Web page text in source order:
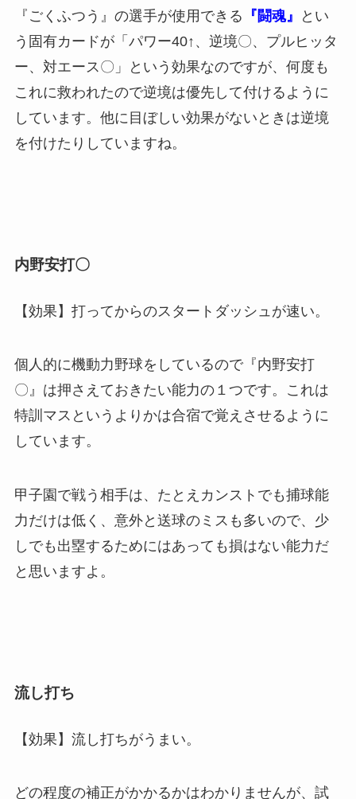
『ごくふつう』の選手が使用できる 『闘魂』
とい
う固有カードが「パワー40↑、逆境〇、プルヒッタ
ー、対エース〇」という効果なのですが、何度も
これに救われたので逆境は優先して付けるように
しています。他に目ぼしい効果がないときは逆境
を付けたりしていますね。
内野安打〇
【効果】打ってからのスタートダッシュが速い。
個人的に機動力野球をしているので『内野安打
〇』は押さえておきたい能力の１つです。これは
特訓マスというよりかは合宿で覚えさせるように
しています。
甲子園で戦う相手は、たとえカンストでも捕球能
力だけは低く、意外と送球のミスも多いので、少
しでも出塁するためにはあっても損はない能力だ
と思いますよ。
流し打ち
【効果】流し打ちがうまい。
どの程度の補正がかかるかはわかりませんが、試